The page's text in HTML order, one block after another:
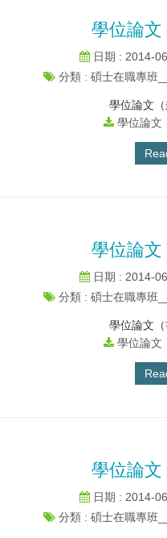
學位論文
日期 : 2014-
分類 : 碩士在職專班
學位論文（
學位論文
學位論文
日期 : 2014-
分類 : 碩士在職專班
學位論文（
學位論文
學位論文
日期 : 2014-
分類 : 碩士在職專班